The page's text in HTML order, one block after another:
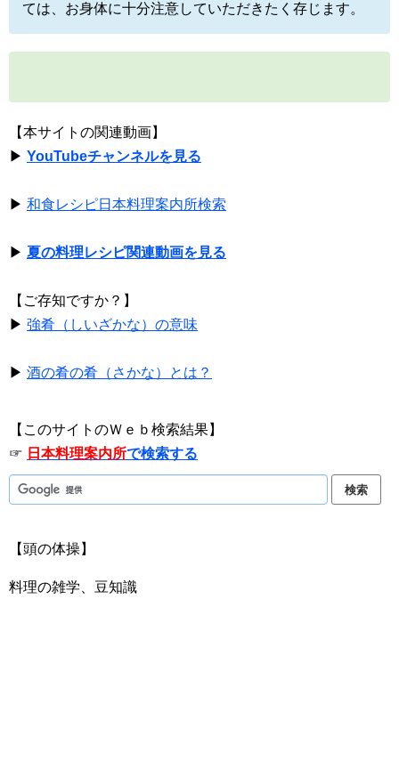
ては、お身体に十分注意していただきたく存じます。
【本サイトの関連動画】
▶ YouTubeチャンネルを見る
▶ 和食レシピ日本料理案内所検索
▶ 夏の料理レシピ関連動画を見る
【ご存知ですか？】
▶ 強肴（しいざかな）の意味
▶ 酒の肴の肴（さかな）とは？
【このサイトのＷｅｂ検索結果】
☞ 日本料理案内所で検索する
【頭の体操】
料理の雑学、豆知識